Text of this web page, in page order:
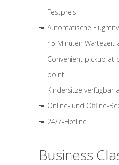
Festpreis
Automatische
45 Minuten Wartezeit
Convenient pickup at
point
Kindersitze verfügbar
Online- und Offline-
24/7-Hotline
Business